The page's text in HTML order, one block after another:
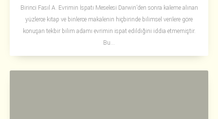
Birinci Fasıl A. Evrimin İspatı Meselesi Darwin’den sonra kaleme alınan
yüzlerce kitap ve binlerce makalenin hiçbirinde bilimsel verilere göre
konuşan tekbir bilim adamı evrimin ispat edildiğini iddia etmemiştir.
Bu...